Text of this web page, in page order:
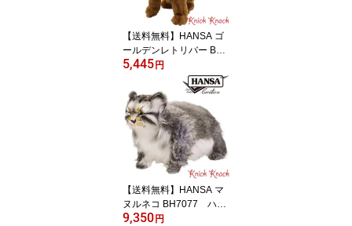
【送料無料】HANSA ゴ
ールデンレトリバー BH6
184 マラソン限定10%
OFF ハンサ リアル 動物
ぬいぐるみ かわいい グ
ッズ 雑貨 置物 オブジェ
インテリア いぬ 犬
5,445 円
【送料無料】HANSA マ
ヌルネコ BH7077 ハン
サ リアル 動物 ぬいぐる
9,350 円